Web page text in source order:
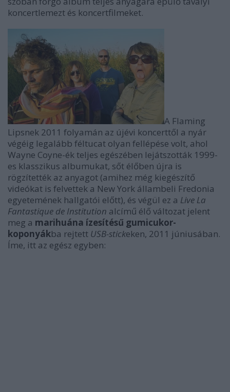
koncertlemezt és koncertfilmeket.
A Flaming
Lipsnek 2011 folyamán az újévi koncerttől a nyár
végéig legalább féltucat olyan fellépése volt, ahol
Wayne Coyne-ék teljes egészében lejátszották 1999-
es klasszikus albumukat, sőt élőben újra is
rögzítették az anyagot (amihez még kiegészítő
videókat is felvettek a New York állambeli Fredonia
egyetemének hallgatói előtt), és végül ez a Live La
Fantastique de Institution alcímű élő változat jelent
meg a marihuána ízesítésű gumicukor-
koponyákba rejtett USB-stickeken, 2011 júniusában.
Íme, itt az egész egyben: